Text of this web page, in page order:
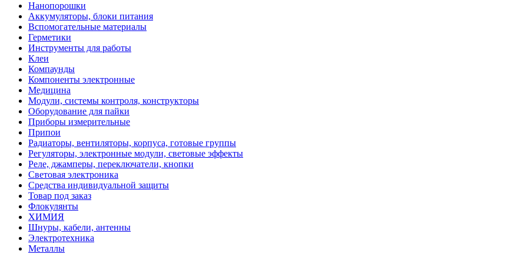
Нанопорошки
Аккумуляторы, блоки питания
Вспомогательные материалы
Герметики
Инструменты для работы
Клеи
Компаунды
Компоненты электронные
Медицина
Модули, системы контроля, конструкторы
Оборудование для пайки
Приборы измерительные
Припои
Радиаторы, вентиляторы, корпуса, готовые группы
Регуляторы, электронные модули, световые эффекты
Реле, джамперы, переключатели, кнопки
Световая электроника
Средства индивидуальной защиты
Товар под заказ
Флокулянты
ХИМИЯ
Шнуры, кабели, антенны
Электротехника
Металлы